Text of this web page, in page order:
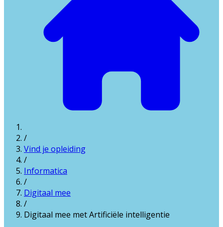
/
Vind je opleiding
/
Informatica
/
Digitaal mee
/
Digitaal mee met Artificiële intelligentie